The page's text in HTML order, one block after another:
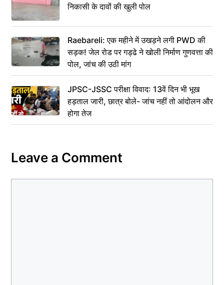
निकासी के दावों की खुली पोल
Raebareli: एक महीने में उखड़ने लगी PWD की
सड़क! जेल रोड पर गड्ढे ने खोली निर्माण गुणवत्ता की
पोल, जांच की उठी मांग
JPSC-JSSC परीक्षा विवाद: 13वें दिन भी भूख
हड़ताल जारी, छात्र बोले- जांच नहीं तो आंदोलन और
होगा तेज
Leave a Comment